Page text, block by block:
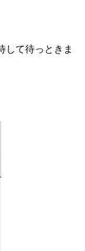
して待っときま